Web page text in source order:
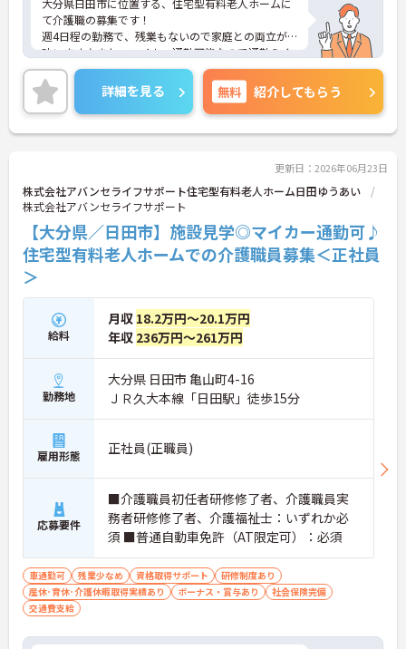
大分県日田市に位置する、住宅型有料老人ホームに
て介護職の募集です！
週4日程の勤務で、残業もないので家庭との両立が
叶います♪また、マイカー通勤可能なので通勤らく
らくです◎
ご興味のある方には、面接対策ポイントなど、さら
に詳細をお話しいたしますのでお気軽にご相談くだ
さい！
詳細を見る 無料 紹介してもらう
更新日：2026年06月23日
株式会社アバンセライフサポート住宅型有料老人ホーム日田ゆうあい
株式会社アバンセライフサポート
【大分県／日田市】施設見学◎マイカー通勤可♪
住宅型有料老人ホームでの介護職員募集＜正社員
＞
給料
月収 18.2万円～20.1万円
年収 236万円～261万円
勤務地
大分県 日田市 亀山町4-16
ＪＲ久大本線「日田駅」徒歩15分
雇用形態 正社員(正職員)
応募要件
■介護職員初任者研修修了者、介護職員実
務者研修修了者、介護福祉士：いずれか必
須 ■普通自動車免許（AT限定可）：必須
車通勤可 残業少なめ 資格取得サポート
研修制度あり
産休･育休･介護休暇取得実績あり
ボーナス・賞与あり
社会保険完備
交通費支給